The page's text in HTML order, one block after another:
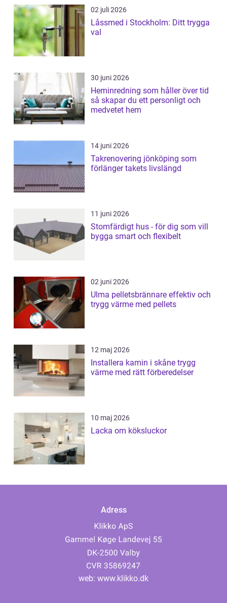
02 juli 2026
Låssmed i Stockholm: Ditt trygga
val
30 juni 2026
Heminredning som håller över tid
så skapar du ett personligt och
medvetet hem
14 juni 2026
Takrenovering jönköping som
förlänger takets livslängd
11 juni 2026
Stomfärdigt hus - för dig som vill
bygga smart och flexibelt
02 juni 2026
Ulma pelletsbrännare effektiv och
trygg värme med pellets
12 maj 2026
Installera kamin i skåne trygg
värme med rätt förberedelser
10 maj 2026
Lacka om köksluckor
Adress
web: www.klikko.dk